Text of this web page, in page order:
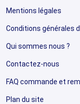
Mentions légales
Conditions générales
Qui sommes nous ?
Contactez-nous
FAQ commande et
Plan du site